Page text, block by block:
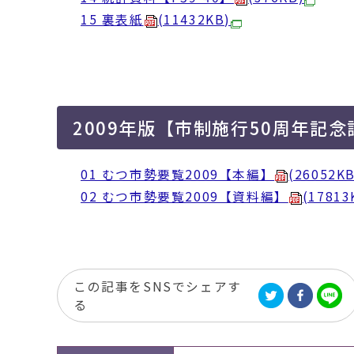
15 裏表紙
(11432KB)
2009年版【市制施行50周年記念
01 むつ市勢要覧2009【本編】
02 むつ市勢要覧2009【資料編】
この記事をSNSでシェアす
る